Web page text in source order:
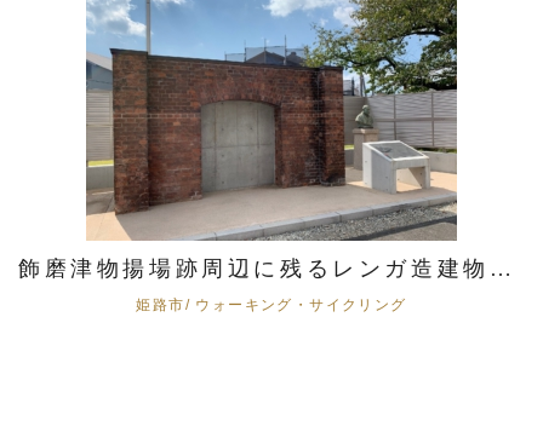
飾磨津物揚場跡周辺に残るレンガ造建物のモニュメント
姫路市/ ウォーキング・サイクリング